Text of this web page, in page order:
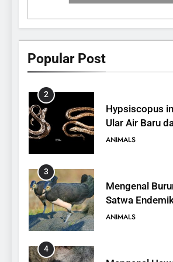
Popular Post
1
Antelope, Si
2
Hypsiscopus
Ular Air Baru
Towuti
ANIMALS
3
Mengenal
Satwa
yang Terancam
ANIMALS
4